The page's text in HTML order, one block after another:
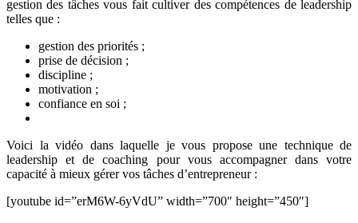
gestion des tâches vous fait cultiver des compétences de leadership
telles que :
gestion des priorités ;
prise de décision ;
discipline ;
motivation ;
confiance en soi ;
Voici la vidéo dans laquelle je vous propose une technique de
leadership et de coaching pour vous accompagner dans votre
capacité à mieux gérer vos tâches d’entrepreneur :
[youtube id=”erM6W-6yVdU” width=”700″ height=”450″]